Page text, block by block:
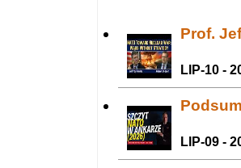
Prof.
LIP-10 -
LIP-09 -